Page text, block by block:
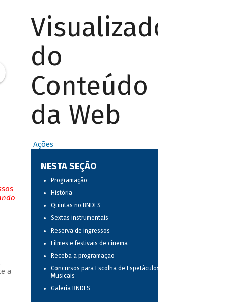
a
Visualizador
do
Conteúdo
da Web
Ações
NESTA SEÇÃO
Programação
História
Quintas no BNDES
Sextas instrumentais
Reserva de ingressos
Filmes e festivais de cinema
Receba a programação
Concursos para Escolha de Espetáculos
Musicais
Galeria BNDES